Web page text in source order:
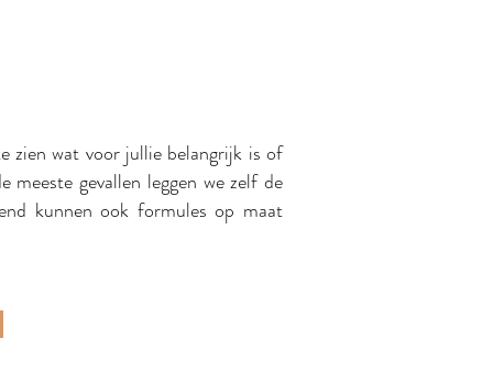
zien wat voor jullie belangrijk is of
gevallen leggen we zelf de
kunnen ook formules op maat